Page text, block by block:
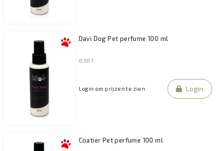
Davi Dog Pet perfume 100 ml
8381
Login om prijzen te zien Login
Coatier Pet perfume 100 ml